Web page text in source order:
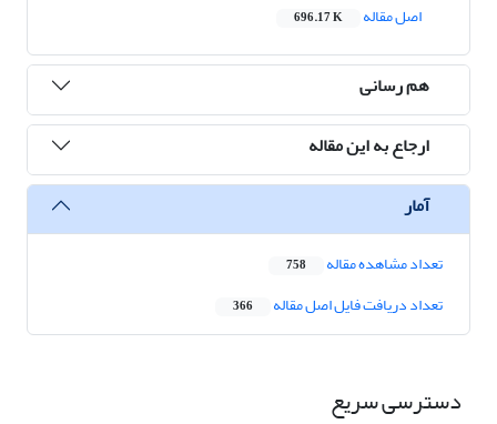
اصل مقاله
696.17 K
هم رسانی
ارجاع به این مقاله
آمار
تعداد مشاهده مقاله 758
تعداد دریافت فایل اصل مقاله 366
دسترسی سریع